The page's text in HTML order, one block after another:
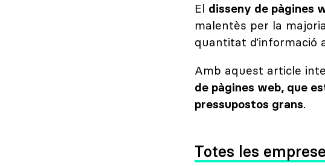
El disseny de pàgines
malentès per la
quantitat d’informació
Amb aquest article
de pàgines web, que
pressupostos grans.
Totes les